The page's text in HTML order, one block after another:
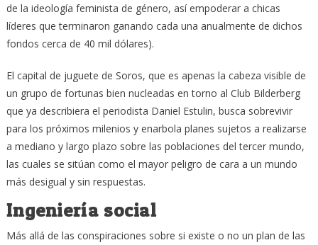
de la ideología feminista de género, así empoderar a chicas
líderes que terminaron ganando cada una anualmente de dichos
fondos cerca de 40 mil dólares).
El capital de juguete de Soros, que es apenas la cabeza visible de
un grupo de fortunas bien nucleadas en torno al Club Bilderberg
que ya describiera el periodista Daniel Estulin, busca sobrevivir
para los próximos milenios y enarbola planes sujetos a realizarse
a mediano y largo plazo sobre las poblaciones del tercer mundo,
las cuales se sitúan como el mayor peligro de cara a un mundo
más desigual y sin respuestas.
Ingeniería social
Más allá de las conspiraciones sobre si existe o no un plan de las